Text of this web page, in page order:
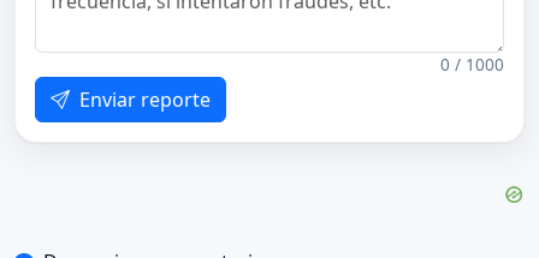
0 / 1000
Enviar reporte